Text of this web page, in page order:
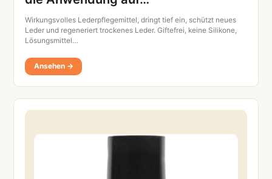
Wirkungsvolles Lederpflegemittel, dringt tief ein, schützt neues
Leder und regeneriert trockenes Leder. Giftefrei, keine Silikone,
Lösungsmittel…
Ansehen →